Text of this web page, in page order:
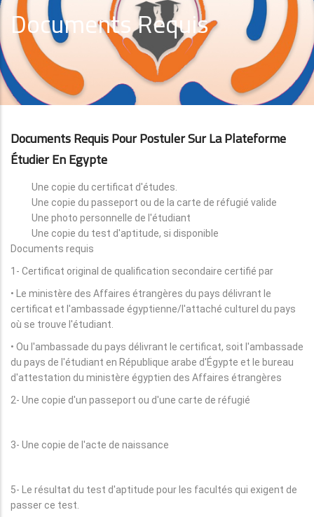
Documents Requis
Documents Requis Pour Postuler Sur La Plateforme
Étudier En Egypte
Une copie du certificat d'études.
Une copie du passeport ou de la carte de réfugié valide
Une photo personnelle de l'étudiant
Une copie du test d'aptitude, si disponible
Documents requis
1- Certificat original de qualification secondaire certifié par
• Le ministère des Affaires étrangères du pays délivrant le
certificat et l'ambassade égyptienne/l'attaché culturel du pays
où se trouve l'étudiant.
• Ou l'ambassade du pays délivrant le certificat, soit l'ambassade
du pays de l'étudiant en République arabe d'Égypte et le bureau
d'attestation du ministère égyptien des Affaires étrangères
2- Une copie d'un passeport ou d'une carte de réfugié
3- Une copie de l'acte de naissance
5- Le résultat du test d'aptitude pour les facultés qui exigent de
passer ce test.